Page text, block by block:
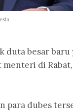
duta besar baru
di
para dubes